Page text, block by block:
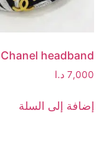
Chanel headband
7,000 د.ا
إضافة إلى السلة